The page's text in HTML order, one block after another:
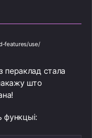
features/use/
пераклад стала
што
функцыі: